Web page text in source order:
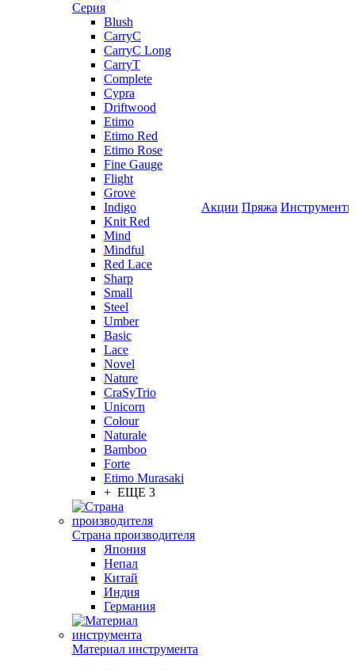
Серия
Blush
CarryC
CarryC Long
CarryT
Complete
Cypra
Driftwood
Etimo
Etimo Red
Etimo Rose
Fine Gauge
Flight
Grove
Indigo
Knit Red
Mind
Mindful
Red Lace
Sharp
Small
Steel
Umber
Basic
Lace
Novel
Nature
CraSyTrio
Unicorn
Colour
Naturale
Bamboo
Forte
Etimo Murasaki
+ ЕЩЕ 3
Страна производителя
Япония
Непал
Китай
Индия
Германия
Материал инструмента
Акции Пряжа Инструменты